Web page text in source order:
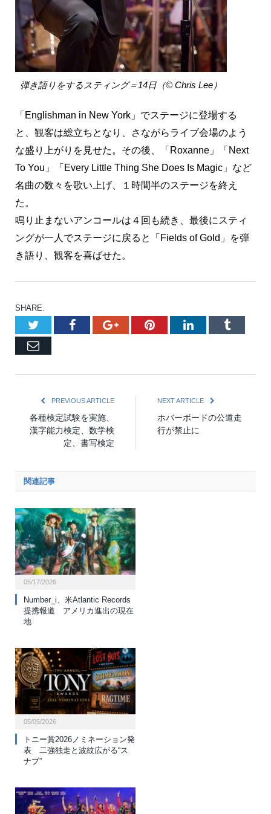
弾き語りをするスティング＝14日（© Chris Lee）
「Englishman in New York」でステージに登場する
と、観客は総立ちとなり、さながらライブ会場のよう
な盛り上がりを見せた。その後、「Roxanne」「Next
To You」「Every Little Thing She Does Is Magic」など
名曲の数々を歌い上げ、１時間半のステージを終え
た。
鳴り止まないアンコールは４回も続き、最後にスティ
ングが一人でステージに戻ると「Fields of Gold」を弾
き語り、観客を喜ばせた。
SHARE.
TwitterFacebookGoogle+PinterestLinkedInTumblr
Email
PREVIOUS ARTICLE
各種検定試験を実施、
漢字能力検定、数学検
定、書写検定
NEXT ARTICLE
ホバーボードの公道走
行が禁止に
関連記事
05/17/2026
Number_i、米Atlantic Records
提携報道 アメリカ進出の現在
地
05/05/2026
トニー賞2026ノミネーション発
表 二強独走と波紋広がる“ス
ナブ”